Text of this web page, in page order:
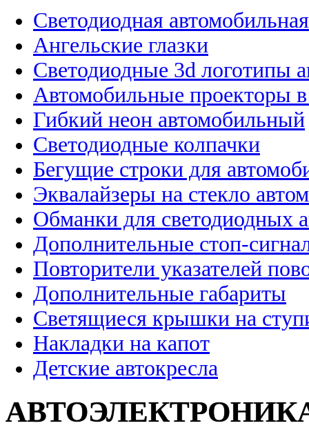
Светодиодная
Ангельские глазки
Светодиодные 3d логотипы
Автомобильные проекторы
Гибкий неон автомобильный
Светодиодные колпачки
Бегущие строки для
Эквалайзеры на стекло
Обманки для светодиодных
Дополнительные стоп-
Повторители указателей
Дополнительные габариты
Светящиеся крышки на
Накладки на капот
Детские автокресла